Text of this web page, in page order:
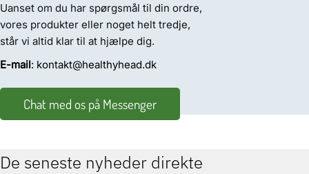
Uanset om du har spørgsmål til din ordre,
vores produkter eller noget helt tredje,
står vi altid klar til at hjælpe dig.
E-mail: kontakt@healthyhead.dk
Chat med os på Messenger
De seneste nyheder direkte